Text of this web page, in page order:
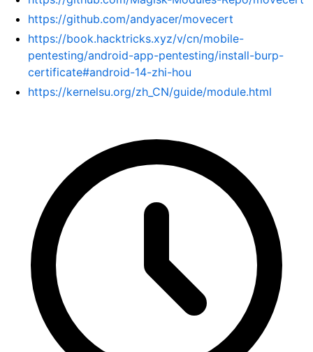
https://github.com/andyacer/movecert
https://book.hacktricks.xyz/v/cn/mobile-
pentesting/android-app-pentesting/install-burp-
certificate#android-14-zhi-hou
https://kernelsu.org/zh_CN/guide/module.html